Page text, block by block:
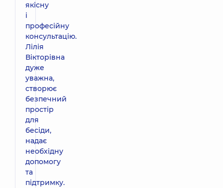
якісну
і
професійну
консультацію.
Лілія
Вікторівна
дуже
уважна,
створює
безпечний
простір
для
бесіди,
надає
необхідну
допомогу
та
підтримку.